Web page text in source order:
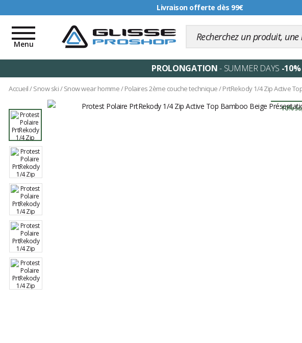
Livraison offerte dès 99€
Toggle
navigation
Menu
PROLONGATION- SUMMER DAYS -10%
Accueil/Snow ski/Snow wear homme/Polaires 2ème couche technique/PrtRekody 1/4 Zip Active
-10%